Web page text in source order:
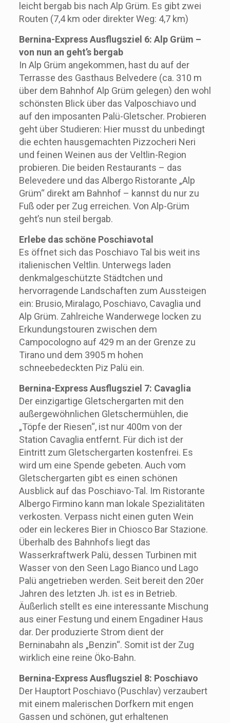
leicht bergab bis nach Alp Grüm. Es gibt zwei
Routen (7,4 km oder direkter Weg: 4,7 km)
Bernina-Express Ausflugsziel 6: Alp Grüm –
von nun an geht’s bergab
In Alp Grüm angekommen, hast du auf der
Terrasse des Gasthaus Belvedere (ca. 310 m
über dem Bahnhof Alp Grüm gelegen) den wohl
schönsten Blick über das Valposchiavo und
auf den imposanten Palü-Gletscher. Probieren
geht über Studieren: Hier musst du unbedingt
die echten hausgemachten Pizzocheri Neri
und feinen Weinen aus der Veltlin-Region
probieren. Die beiden Restaurants – das
Belevedere und das Albergo Ristorante „Alp
Grüm“ direkt am Bahnhof – kannst du nur zu
Fuß oder per Zug erreichen. Von Alp-Grüm
geht’s nun steil bergab.
Erlebe das schöne Poschiavotal
Es öffnet sich das Poschiavo Tal bis weit ins
italienischen Veltlin. Unterwegs laden
denkmalgeschützte Städtchen und
hervorragende Landschaften zum Aussteigen
ein: Brusio, Miralago, Poschiavo, Cavaglia und
Alp Grüm. Zahlreiche Wanderwege locken zu
Erkundungstouren zwischen dem
Campocologno auf 429 m an der Grenze zu
Tirano und dem 3905 m hohen
schneebedeckten Piz Palü ein.
Bernina-Express Ausflugsziel 7: Cavaglia
Der einzigartige Gletschergarten mit den
außergewöhnlichen Gletschermühlen, die
„Töpfe der Riesen“, ist nur 400m von der
Station Cavaglia entfernt. Für dich ist der
Eintritt zum Gletschergarten kostenfrei. Es
wird um eine Spende gebeten. Auch vom
Gletschergarten gibt es einen schönen
Ausblick auf das Poschiavo-Tal. Im Ristorante
Albergo Firmino kann man lokale Spezialitäten
verkosten. Verpass nicht einen guten Wein
oder ein leckeres Bier in Chiosco Bar Stazione.
Überhalb des Bahnhofs liegt das
Wasserkraftwerk Palü, dessen Turbinen mit
Wasser von den Seen Lago Bianco und Lago
Palü angetrieben werden. Seit bereit den 20er
Jahren des letzten Jh. ist es in Betrieb.
Äußerlich stellt es eine interessante Mischung
aus einer Festung und einem Engadiner Haus
dar. Der produzierte Strom dient der
Berninabahn als „Benzin“. Somit ist der Zug
wirklich eine reine Öko-Bahn.
Bernina-Express Ausflugsziel 8: Poschiavo
Der Hauptort Poschiavo (Puschlav) verzaubert
mit einem malerischen Dorfkern mit engen
Gassen und schönen, gut erhaltenen